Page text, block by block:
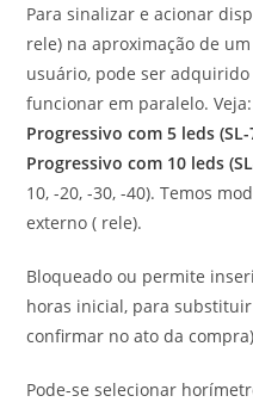
Para sinalizar e acionar
rele) na aproximação de
usuário, pode ser
funcionar em paralelo.
Progressivo com 5 leds (SL-
Progressivo com 10 leds
10, -20, -30, -40). Temos
externo ( rele).
Bloqueado ou permite
horas inicial, para
confirmar no ato da
Pode-se selecionar